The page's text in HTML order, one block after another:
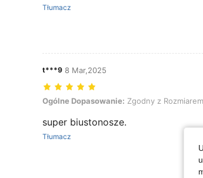
Tłumacz
t***9 8 Mar,2025
Ogólne Dopasowanie: Zgodny z Rozmiarem,
Ogólne Dopasowanie: Zgodny z Rozmiarem
super biustonosze.
Tłumacz